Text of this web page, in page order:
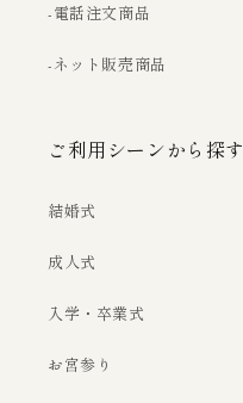
-電話注文商品
-ネット販売商品
ご利用シーンから探す
結婚式
成人式
入学・卒業式
お宮参り